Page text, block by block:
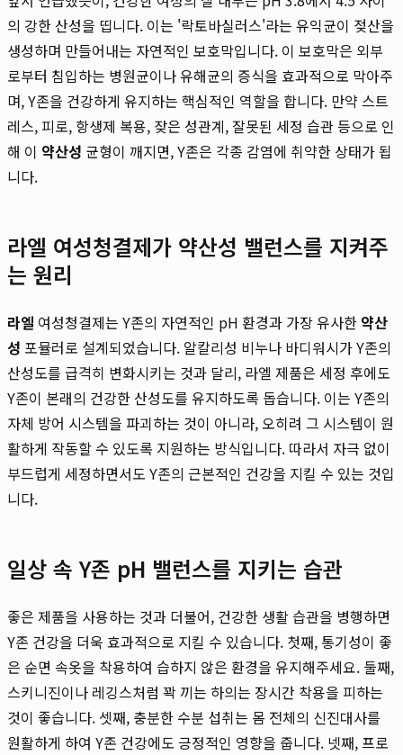
의 강한 산성을 띱니다. 이는 '락토바실러스'라는 유익균이 젖산을
생성하며 만들어내는 자연적인 보호막입니다. 이 보호막은 외부
로부터 침입하는 병원균이나 유해균의 증식을 효과적으로 막아주
며, Y존을 건강하게 유지하는 핵심적인 역할을 합니다. 만약 스트
레스, 피로, 항생제 복용, 잦은 성관계, 잘못된 세정 습관 등으로 인
해 이 약산성 균형이 깨지면, Y존은 각종 감염에 취약한 상태가 됩
니다.
라엘 여성청결제가 약산성 밸런스를 지켜주
는 원리
라엘 여성청결제는 Y존의 자연적인 pH 환경과 가장 유사한 약산
성 포뮬러로 설계되었습니다. 알칼리성 비누나 바디워시가 Y존의
산성도를 급격히 변화시키는 것과 달리, 라엘 제품은 세정 후에도
Y존이 본래의 건강한 산성도를 유지하도록 돕습니다. 이는 Y존의
자체 방어 시스템을 파괴하는 것이 아니라, 오히려 그 시스템이 원
활하게 작동할 수 있도록 지원하는 방식입니다. 따라서 자극 없이
부드럽게 세정하면서도 Y존의 근본적인 건강을 지킬 수 있는 것입
니다.
일상 속 Y존 pH 밸런스를 지키는 습관
좋은 제품을 사용하는 것과 더불어, 건강한 생활 습관을 병행하면
Y존 건강을 더욱 효과적으로 지킬 수 있습니다. 첫째, 통기성이 좋
은 순면 속옷을 착용하여 습하지 않은 환경을 유지해주세요. 둘째,
스키니진이나 레깅스처럼 꽉 끼는 하의는 장시간 착용을 피하는
것이 좋습니다. 셋째, 충분한 수분 섭취는 몸 전체의 신진대사를
원활하게 하여 Y존 건강에도 긍정적인 영향을 줍니다. 넷째, 프로